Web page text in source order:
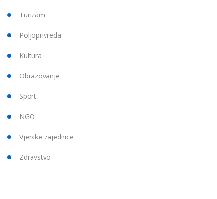
Turizam
Poljoprivreda
Kultura
Obrazovanje
Sport
NGO
Vjerske zajednice
Zdravstvo